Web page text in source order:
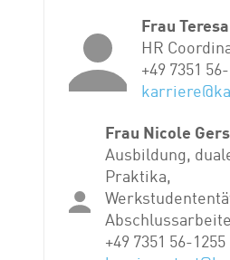
Frau
HR
+49 7351
Frau Nicole
Ausbildung,
Praktika,
+49 7351 56-1255